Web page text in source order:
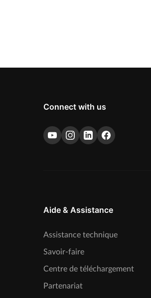
Connect with us
Aide & Assistance
Assistance technique
Savoir-faire
Centre de téléchargement
Partenariat